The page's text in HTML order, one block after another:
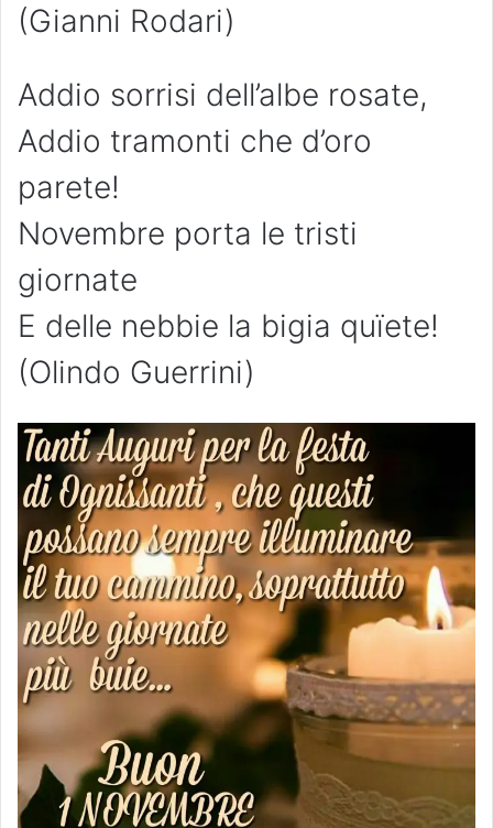
(Gianni Rodari)
Addio sorrisi dell’albe rosate,
Addio tramonti che d’oro
parete!
Novembre porta le tristi
giornate
E delle nebbie la bigia quïete!
(Olindo Guerrini)